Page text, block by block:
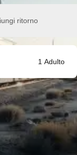
ritorno
1 Adulto